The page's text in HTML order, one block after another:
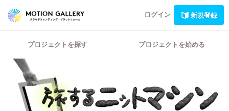
ログイン 新規登録
プロジェクトを探す プロジェクトを始める